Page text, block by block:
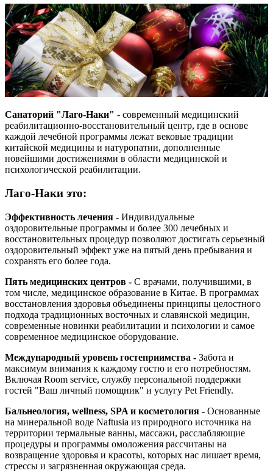
Санаторий "Лаго-Наки" - современный медицинский
реабилитационно-восстановительный центр, где в основе
каждой лечебной программы лежат вековые традиции
китайской медицины и натуропатии, дополненные
новейшими достижениями в области медицинской и
психологической реабилитации.
Лаго-Наки это:
Эффективность лечения - Индивидуальные
оздоровительные программы и более 300 лечебных и
восстановительных процедур позволяют достигать серьезный
оздоровительный эффект уже на пятый день пребывания и
сохранять его более года.
Пять медицинских центров - С врачами, получившими, в
том числе, медицинское образование в Китае. В программах
восстановления здоровья объединены принципы целостного
подхода традиционных восточных и славянской медицин,
современные новинки реабилитации и психологии и самое
современное медицинское оборудование.
Международный уровень гостеприимства - Забота и
максимум внимания к каждому гостю и его потребностям.
Включая Room service, службу персональной поддержки
гостей "Ваш личный помощник" и услугу Pet Friendly.
Бальнеология, wellness, SPA и косметология - Основанные
на минеральной воде Naftusia из природного источника на
территории термальные ванны, массажи, расслабляющие
процедуры и программы омоложения рассчитаны на
возвращение здоровья и красоты, которых нас лишает время,
стрессы и загрязненная окружающая среда.